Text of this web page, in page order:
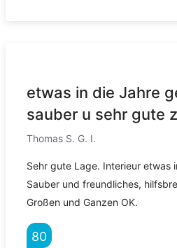
etwas in die Jahre
sauber u sehr gute
Thomas S. G. I.
Sehr gute Lage. Interieur etwas
Sauber und freundliches,
Großen und Ganzen OK.
80